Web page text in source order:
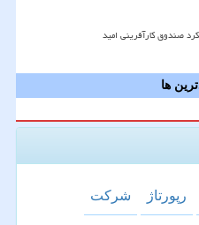
صندوق کارآفرینی امید
ها
رپورتاژ شركت